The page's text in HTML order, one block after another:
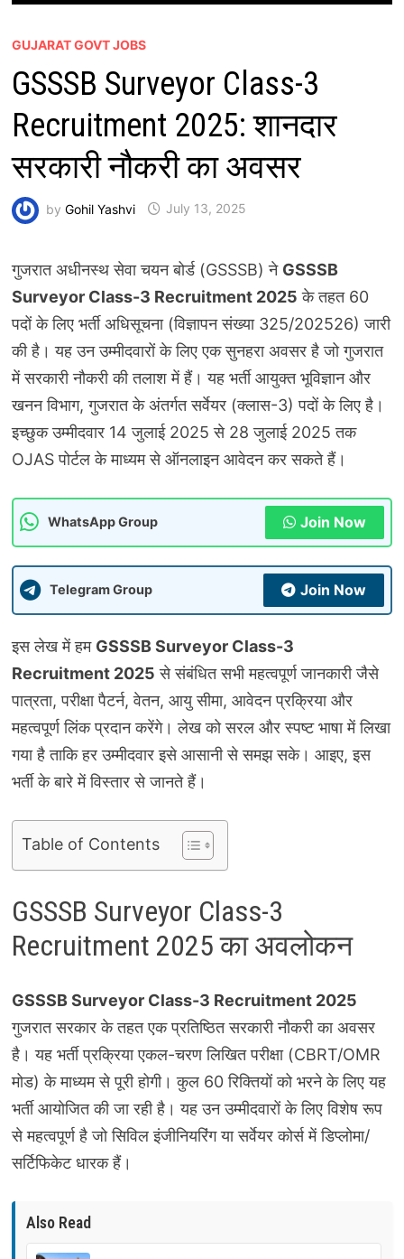
GUJARAT GOVT JOBS
GSSSB Surveyor Class-3
Recruitment 2025: शानदार
सरकारी नौकरी का अवसर
by Gohil Yashvi July 13, 2025
गुजरात अधीनस्थ सेवा चयन बोर्ड (GSSSB) ने GSSSB
Surveyor Class-3 Recruitment 2025 के तहत 60
पदों के लिए भर्ती अधिसूचना (विज्ञापन संख्या 325/202526) जारी
की है। यह उन उम्मीदवारों के लिए एक सुनहरा अवसर है जो गुजरात
में सरकारी नौकरी की तलाश में हैं। यह भर्ती आयुक्त भूविज्ञान और
खनन विभाग, गुजरात के अंतर्गत सर्वेयर (क्लास-3) पदों के लिए है।
इच्छुक उम्मीदवार 14 जुलाई 2025 से 28 जुलाई 2025 तक
OJAS पोर्टल के माध्यम से ऑनलाइन आवेदन कर सकते हैं।
WhatsApp Group Join Now
Telegram Group Join Now
इस लेख में हम GSSSB Surveyor Class-3
Recruitment 2025 से संबंधित सभी महत्वपूर्ण जानकारी जैसे
पात्रता, परीक्षा पैटर्न, वेतन, आयु सीमा, आवेदन प्रक्रिया और
महत्वपूर्ण लिंक प्रदान करेंगे। लेख को सरल और स्पष्ट भाषा में लिखा
गया है ताकि हर उम्मीदवार इसे आसानी से समझ सके। आइए, इस
भर्ती के बारे में विस्तार से जानते हैं।
Table of Contents
GSSSB Surveyor Class-3
Recruitment 2025 का अवलोकन
GSSSB Surveyor Class-3 Recruitment 2025
गुजरात सरकार के तहत एक प्रतिष्ठित सरकारी नौकरी का अवसर
है। यह भर्ती प्रक्रिया एकल-चरण लिखित परीक्षा (CBRT/OMR
मोड) के माध्यम से पूरी होगी। कुल 60 रिक्तियों को भरने के लिए यह
भर्ती आयोजित की जा रही है। यह उन उम्मीदवारों के लिए विशेष रूप
से महत्वपूर्ण है जो सिविल इंजीनियरिंग या सर्वेयर कोर्स में डिप्लोमा/
सर्टिफिकेट धारक हैं।
Also Read